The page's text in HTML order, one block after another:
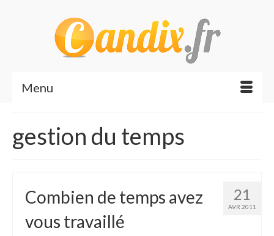
Menu
gestion du temps
21
AVR 2011
Combien de temps avez
vous travaillé